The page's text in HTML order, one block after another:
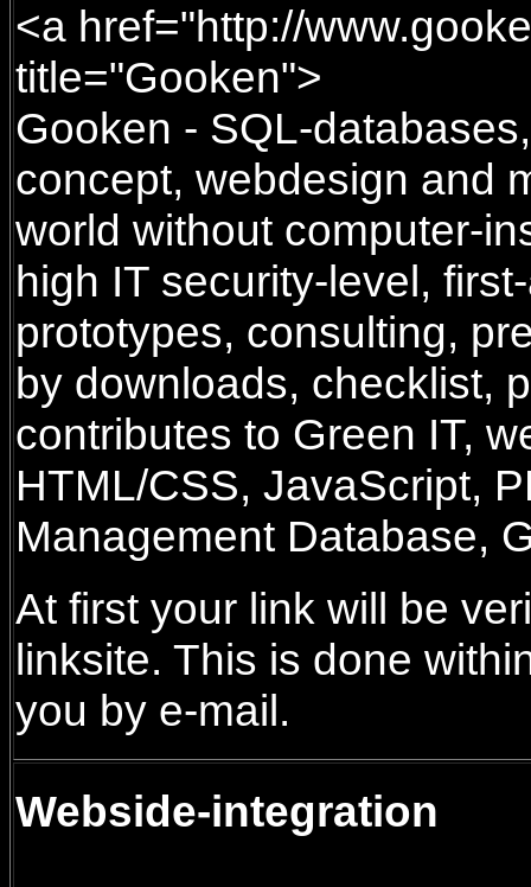
<a href="http://
title="Gooken">
Gooken - SQL-
concept, webdesign and
world without computer-
high IT security-level,
prototypes, consulting,
by downloads, checklist,
contributes to Green IT,
HTML/CSS, JavaScript,
Management Database,
At first your link will be
linksite. This is done
you by e-mail.
Webside-integration